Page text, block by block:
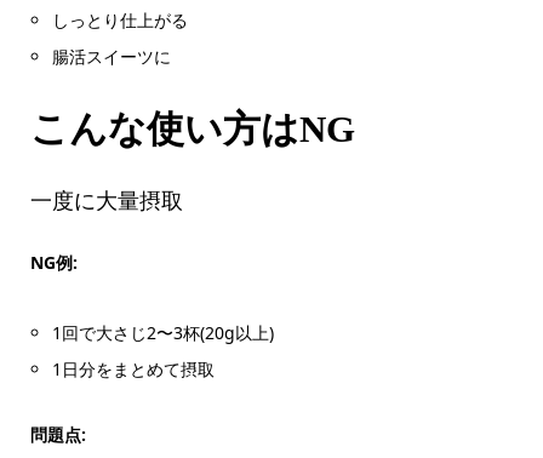
しっとり仕上がる
腸活スイーツに
こんな使い方はNG
一度に大量摂取
NG例:
1回で大さじ2〜3杯(20g以上)
1日分をまとめて摂取
問題点: